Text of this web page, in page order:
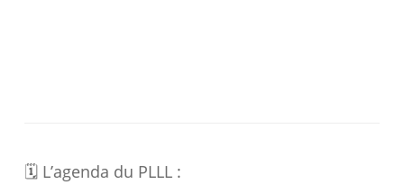
🗓 L’agenda du PLLL :